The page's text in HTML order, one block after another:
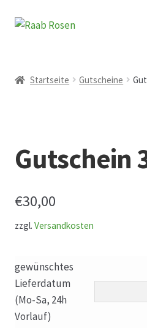
Zur
Zum
Beet- und
Bezahlung und Lieferung
Datenschutz
Echtheit von Bewertungen
Startseite Gutscheine
Gutschein
€30,00
zzgl.Versandkosten
gewünschtes
Lieferdatum
(Mo-Sa, 24h
Vorlauf)